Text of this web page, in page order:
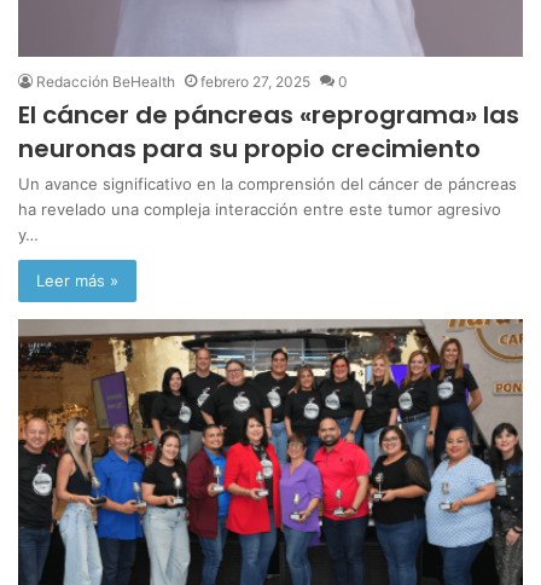
Redacción BeHealth febrero 27, 2025 0
El cáncer de páncreas «reprograma» las
neuronas para su propio crecimiento
Un avance significativo en la comprensión del cáncer de páncreas
ha revelado una compleja interacción entre este tumor agresivo
y…
Leer más »